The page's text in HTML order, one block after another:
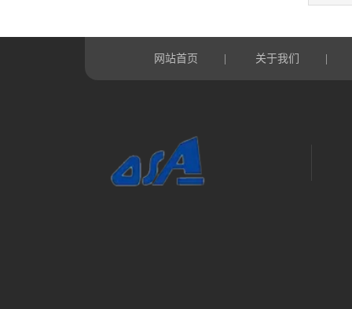
网站首页 关于我们